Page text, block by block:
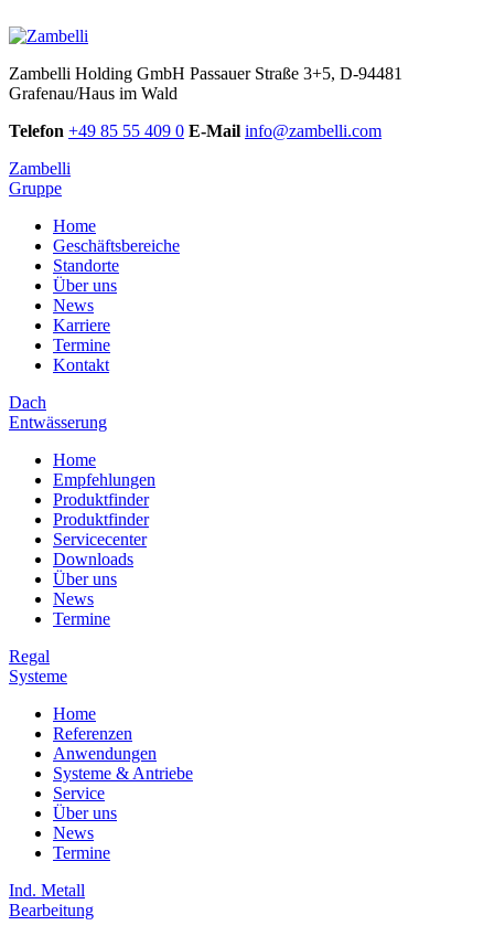
Zambelli Holding GmbH Passauer Straße 3+5, D-94481
Grafenau/Haus im Wald
Telefon +49 85 55 409 0 E-Mail info@zambelli.com
Zambelli
Gruppe
Home
Geschäftsbereiche
Standorte
Über uns
News
Karriere
Termine
Kontakt
Dach
Entwässerung
Home
Empfehlungen
Produktfinder
Produktfinder
Servicecenter
Downloads
Über uns
News
Termine
Regal
Systeme
Home
Referenzen
Anwendungen
Systeme & Antriebe
Service
Über uns
News
Termine
Ind. Metall
Bearbeitung